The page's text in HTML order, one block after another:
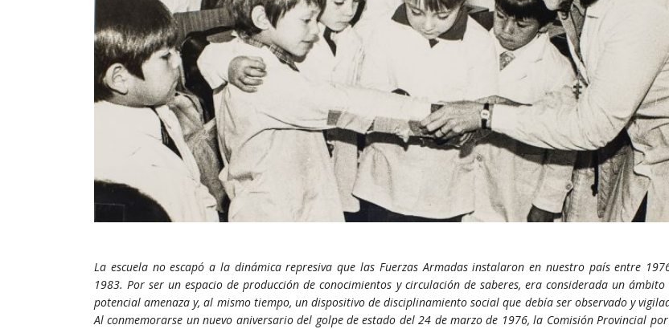
La escuela no escapó a la dinámica represiva que las Fuerzas Armadas instalaron en nuestro país entre
1983. Por ser un espacio de producción de conocimientos y circulación de saberes, era considerada un ámbito
potencial amenaza y, al mismo tiempo, un dispositivo de disciplinamiento social que debía ser observado y
Al conmemorarse un nuevo aniversario del golpe de estado del 24 de marzo de 1976, la Comisión Provincial